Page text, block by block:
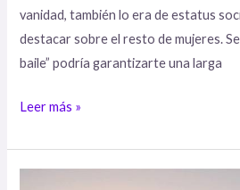
vanidad, también lo era de estatus
destacar sobre el resto de mujeres.
baile” podría garantizarte una larga
Leer más »